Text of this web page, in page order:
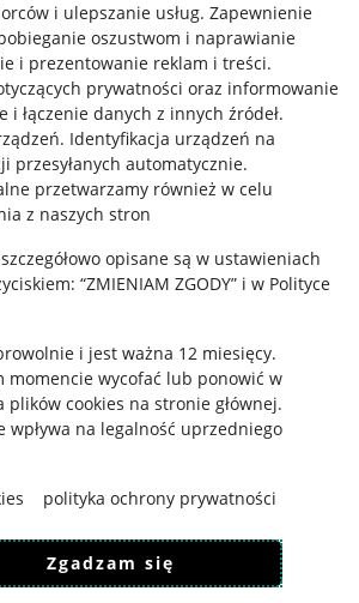
i ulepszanie usług. Zapewnienie
oszustwom i naprawianie
i prezentowanie reklam i treści.
prywatności oraz informowanie
i łączenie danych z innych źródeł.
. Identyfikacja urządzeń na
przesyłanych automatycznie.
przetwarzamy również w celu
z naszych stron
opisane są w ustawieniach
“ZMIENIAM ZGODY” i w Polityce
i jest ważna 12 miesięcy.
momencie wycofać lub ponowić w
plików cookies na stronie głównej.
wpływa na legalność uprzedniego
polityka ochrony prywatności
Zgadzam się
Usługach Cyfrowych